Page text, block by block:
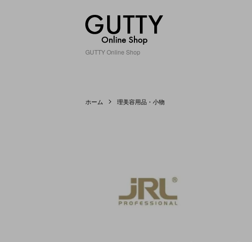
GUTTY Online Shop
ホーム 理美容用品・小物